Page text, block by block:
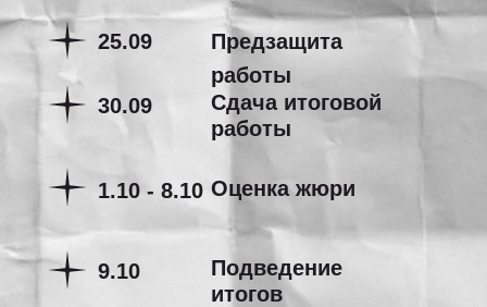
25.09
Предзащита
работы
30.09
Сдача итоговой
работы
1.10 - 8.10 Оценка жюри
9.10
Подведение
итогов